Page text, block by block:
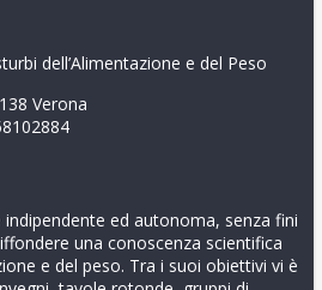
dell’Alimentazione e del Peso
Verona
indipendente ed autonoma, senza fini
una conoscenza scientifica
e del peso. Tra i suoi obiettivi vi è